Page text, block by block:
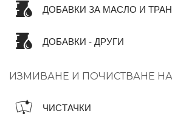
ДОБАВКИ ЗА МАСЛО И
ДОБАВКИ - ДРУГИ
ИЗМИВАНЕ И ПОЧИСТВАНЕ
ЧИСТАЧКИ